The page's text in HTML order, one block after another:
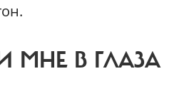
МНЕ В ГЛАЗА